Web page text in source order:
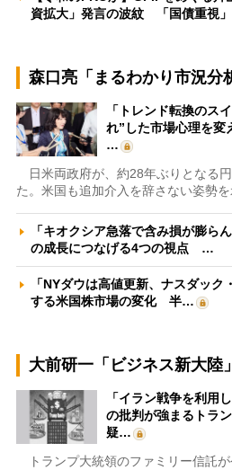
資拡大」発言の波紋 「国債重視
森口亮「まるわかり市況分
「トレンド転換のス
れ”した市場心理を変
…
日米両政府が、約28年ぶりとなる
た。米国も追加介入を辞さない姿勢
「キオクシア急落で含み損が膨ら
の成長につなげる4つの視点 …
「NYダウは高値更新、ナスダッ
する米国株市場の変化 半…
大前研一「ビジネス新大陸
「イラン戦争を利用
の批判が強まるトラ
疑…
トランプ大統領のファミリー信託